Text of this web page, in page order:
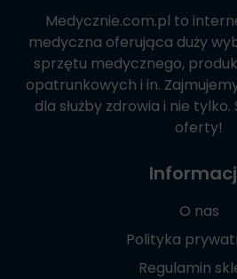
Medycznie.com.pl to
medyczna oferująca duży
sprzętu medycznego,
opatrunkowych i in.
dla służby zdrowia i nie
oferty!
O nas
Polityka
Regulamin